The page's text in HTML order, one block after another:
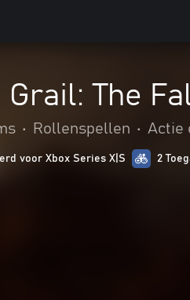
Grail: The
• Rollenspellen • Actie
voor Xbox Series X|S 2